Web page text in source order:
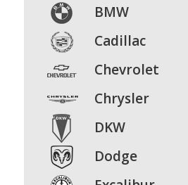
BMW
Cadillac
Chevrolet
Chrysler
DKW
Dodge